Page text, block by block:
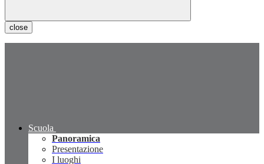
close
Scuola
Panoramica
Presentazione
I luoghi